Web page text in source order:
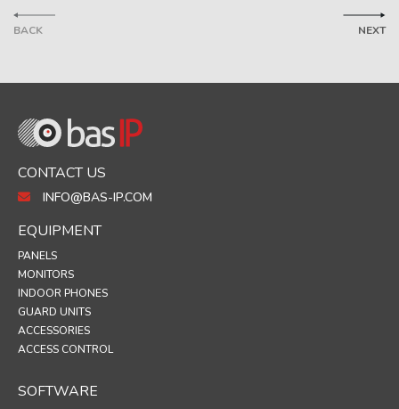
BACK NEXT
CONTACT US
INFO@BAS-IP.COM
EQUIPMENT
PANELS
MONITORS
INDOOR PHONES
GUARD UNITS
ACCESSORIES
ACCESS CONTROL
SOFTWARE